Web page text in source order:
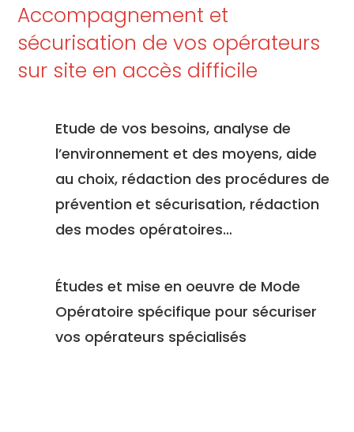
Accompagnement et
sécurisation de vos opérateurs
sur site en accès difficile
Etude de vos besoins, analyse de
l’environnement et des moyens, aide
au choix, rédaction des procédures de
prévention et sécurisation, rédaction
des modes opératoires…
Études et mise en oeuvre de Mode
Opératoire spécifique pour sécuriser
vos opérateurs spécialisés